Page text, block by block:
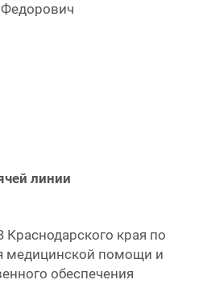
линии
Краснодарского края по
медицинской помощи и
обеспечения